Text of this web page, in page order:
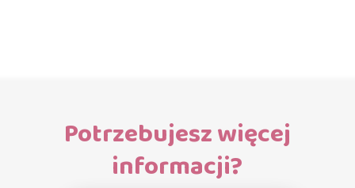
Potrzebujesz więcej
informacji?